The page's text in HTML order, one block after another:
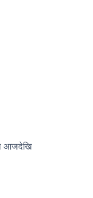
आजदेखि